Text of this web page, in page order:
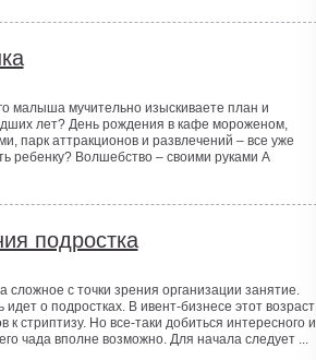
малыша мучительно изыскиваете план и
лет? День рождения в кафе мороженом,
парк аттракционов и развлечений – все уже
ребенку? Волшебство – своими руками А
подростка
сложное с точки зрения организации занятие.
о подростках. В ивент-бизнесе этот возраст
стриптизу. Но все-таки добиться интересного и
чада вполне возможно. Для начала следует ...